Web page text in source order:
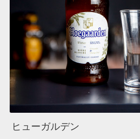
ヒューガルデン